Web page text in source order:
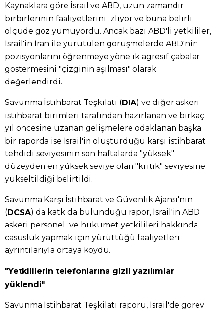
Kaynaklara göre İsrail ve ABD, uzun zamandır
birbirlerinin faaliyetlerini izliyor ve buna belirli
ölçüde göz yumuyordu. Ancak bazı ABD'li yetkililer,
İsrail'in İran ile yürütülen görüşmelerde ABD'nin
pozisyonlarını öğrenmeye yönelik agresif çabalar
göstermesini "çizginin aşılması" olarak
değerlendirdi.
Savunma İstihbarat Teşkilatı (DIA) ve diğer askeri
istihbarat birimleri tarafından hazırlanan ve birkaç
yıl öncesine uzanan gelişmelere odaklanan başka
bir raporda ise İsrail'in oluşturduğu karşı istihbarat
tehdidi seviyesinin son haftalarda "yüksek"
düzeyden en yüksek seviye olan "kritik" seviyesine
yükseltildiği belirtildi.
Savunma Karşı İstihbarat ve Güvenlik Ajansı'nın
(DCSA) da katkıda bulunduğu rapor, İsrail'in ABD
askeri personeli ve hükümet yetkilileri hakkında
casusluk yapmak için yürüttüğü faaliyetleri
ayrıntılarıyla ortaya koydu.
"Yetkililerin telefonlarına gizli yazılımlar
yüklendi"
Savunma İstihbarat Teşkilatı raporu, İsrail'de görev